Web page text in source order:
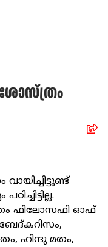
ഫിലോസഫി ഓഫ്
ഹിന്ദു മതം,